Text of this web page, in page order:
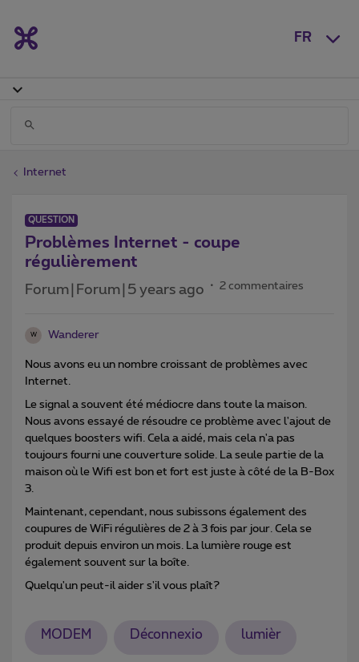
FR
Internet
QUESTION
Problèmes Internet - coupe
régulièrement
Forum|Forum|5 years ago 2 commentaires
W Wanderer
Nous avons eu un nombre croissant de problèmes avec
Internet.
Le signal a souvent été médiocre dans toute la maison.
Nous avons essayé de résoudre ce problème avec l'ajout de
quelques boosters wifi. Cela a aidé, mais cela n'a pas
toujours fourni une couverture solide. La seule partie de la
maison où le Wifi est bon et fort est juste à côté de la B-Box
3.
Maintenant, cependant, nous subissons également des
coupures de WiFi régulières de 2 à 3 fois par jour. Cela se
produit depuis environ un mois. La lumière rouge est
également souvent sur la boîte.
Quelqu'un peut-il aider s'il vous plaît?
MODEM Déconnexio lumièr